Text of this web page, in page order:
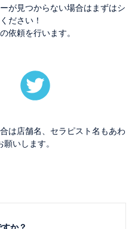
が見つからない場合はまずはシ
ださい！
依頼を行います。
は店舗名、セラピスト名もあわ
いします。
か？